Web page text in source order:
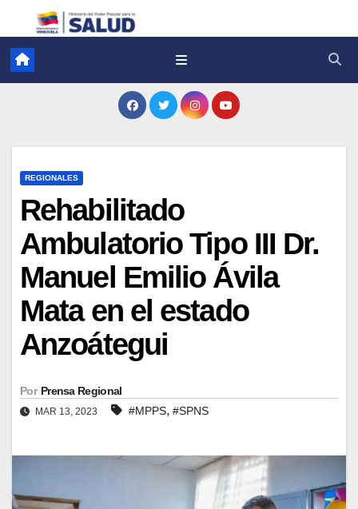
REGIONALES
Rehabilitado
Ambulatorio Tipo III Dr.
Manuel Emilio Ávila
Mata en el estado
Anzoátegui
Por Prensa Regional
MAR 13, 2023 #MPPS, #SPNS